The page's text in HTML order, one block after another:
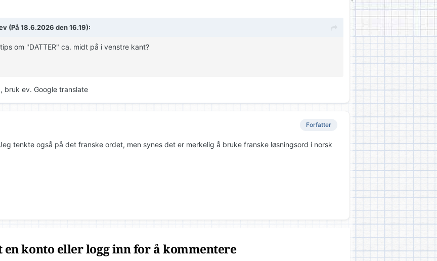
(På 18.6.2026 den 16.19):
om "DATTER" ca. midt på i venstre kant?
bruk ev. Google translate
Forfatter
tenkte også på det franske ordet, men synes det er merkelig å bruke franske løsningsord i norsk
en konto eller logg inn for å kommentere